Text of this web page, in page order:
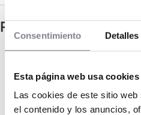
Consentimiento Detalles
Esta página web usa cookies
Las cookies de este sitio
el contenido y los anuncios,
Preguntas frecuentes
¿Necesito experiencia
¿Es un negocio